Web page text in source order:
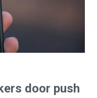
door push